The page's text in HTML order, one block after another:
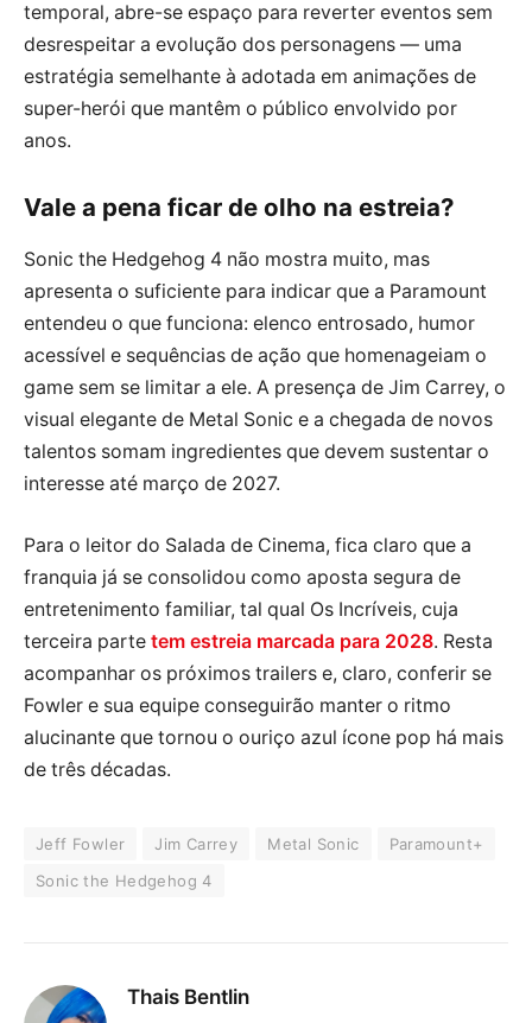
temporal, abre-se espaço para reverter eventos sem
desrespeitar a evolução dos personagens — uma
estratégia semelhante à adotada em animações de
super-herói que mantêm o público envolvido por
anos.
Vale a pena ficar de olho na estreia?
Sonic the Hedgehog 4 não mostra muito, mas
apresenta o suficiente para indicar que a Paramount
entendeu o que funciona: elenco entrosado, humor
acessível e sequências de ação que homenageiam o
game sem se limitar a ele. A presença de Jim Carrey, o
visual elegante de Metal Sonic e a chegada de novos
talentos somam ingredientes que devem sustentar o
interesse até março de 2027.
Para o leitor do Salada de Cinema, fica claro que a
franquia já se consolidou como aposta segura de
entretenimento familiar, tal qual Os Incríveis, cuja
terceira parte tem estreia marcada para 2028. Resta
acompanhar os próximos trailers e, claro, conferir se
Fowler e sua equipe conseguirão manter o ritmo
alucinante que tornou o ouriço azul ícone pop há mais
de três décadas.
Jeff Fowler Jim Carrey Metal Sonic
Paramount+
Sonic the Hedgehog 4
Thais Bentlin